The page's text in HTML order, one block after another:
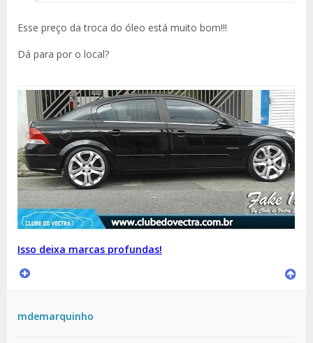
Esse preço da troca do óleo está muito bom!!!
Dá para por o local?
Isso deixa marcas profundas!
mdemarquinho